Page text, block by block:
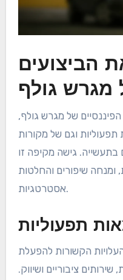
הביצועים
של מגרש גולף,
וגם של מקורות
גישה מקיפה זו
ומנחה שיפורים והחלטות
אסטרטגיות.
תפעוליות
הקשורות להפעלת
ציבוריים ושיווק.